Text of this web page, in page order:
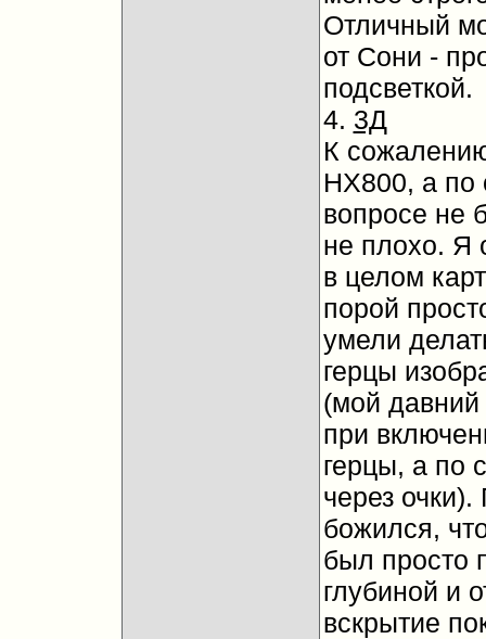
Отличный
от Сони -
подсветкой.
4. 3Д
К
НХ800, а по
вопросе не
не плохо. Я
в целом
порой
умели
герцы
(мой давний
при
герцы, а по
через
божился,
был просто
глубиной и
вскрытие